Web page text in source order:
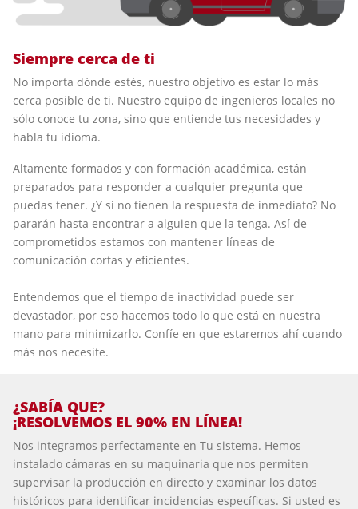
Siempre cerca de ti
No importa dónde estés, nuestro objetivo es estar lo más
cerca posible de ti. Nuestro equipo de ingenieros locales no
sólo conoce tu zona, sino que entiende tus necesidades y
habla tu idioma.
Altamente formados y con formación académica, están
preparados para responder a cualquier pregunta que
puedas tener. ¿Y si no tienen la respuesta de inmediato? No
pararán hasta encontrar a alguien que la tenga. Así de
comprometidos estamos con mantener líneas de
comunicación cortas y eficientes.
Entendemos que el tiempo de inactividad puede ser
devastador, por eso hacemos todo lo que está en nuestra
mano para minimizarlo. Confíe en que estaremos ahí cuando
más nos necesite.
¿SABÍA QUE?
¡RESOLVEMOS EL 90% EN LÍNEA!
Nos integramos perfectamente en Tu sistema. Hemos
instalado cámaras en su maquinaria que nos permiten
supervisar la producción en directo y examinar los datos
históricos para identificar incidencias específicas. Si usted es